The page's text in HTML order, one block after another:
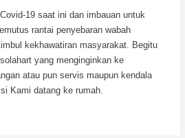
19 saat ini dan imbauan untuk
rantai penyebaran wabah
kekhawatiran masyarakat. Begitu
yang menginginkan ke
atau pun servis maupun kendala
Kami datang ke rumah.